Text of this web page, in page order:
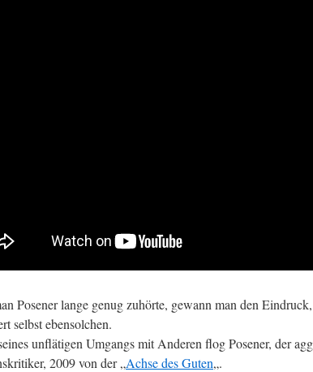
Posener lange genug zuhörte, gewann man den
selbst ebensolchen.
unflätigen Umgangs mit Anderen flog Posener, der
2009 von der „Achse des Guten„.